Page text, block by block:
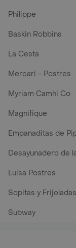
Philippe
Baskin Robbins
La Cesta
Mercari - Postres
Myriam Camhi Co
Magnifique
Empanaditas de
Desayunadero de
Luisa Postres
Sopitas y Frijoladas
Subway